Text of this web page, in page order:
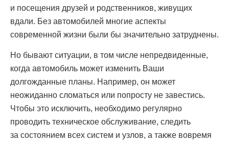
и посещения друзей и родственников, живущих
вдали. Без автомобилей многие аспекты
современной жизни были бы значительно затруднены.
Но бывают ситуации, в том числе непредвиденные,
когда автомобиль может изменить Ваши
долгожданные планы. Например, он может
неожиданно сломаться или попросту не завестись.
Чтобы это исключить, необходимо регулярно
проводить техническое обслуживание, следить
за состоянием всех систем и узлов, а также вовремя